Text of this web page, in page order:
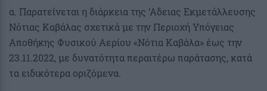
α. Παρατείνεται η διάρκεια της ‘Αδειας Εκμετάλλευσης
Νότιας Καβάλας σχετικά με την Περιοχή Υπόγειας
Αποθήκης Φυσικού Αερίου «Νότια Καβάλα» έως την
23.11.2022, με δυνατότητα περαιτέρω παράτασης, κατά
τα ειδικότερα οριζόμενα.